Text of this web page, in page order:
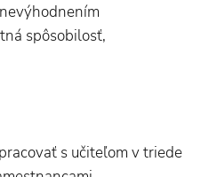
spôsobilosť,
s učiteľom v triede